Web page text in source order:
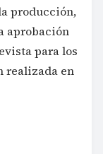
producción,
aprobación
para los
realizada en